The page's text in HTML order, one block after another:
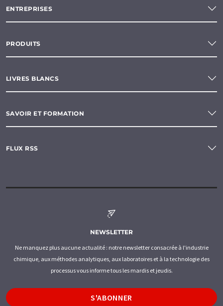
ENTREPRISES
PRODUITS
LIVRES BLANCS
SAVOIR ET FORMATION
FLUX RSS
NEWSLETTER
Ne manquez plus aucune actualité : notre newsletter consacrée à l'industrie
chimique, aux méthodes analytiques, aux laboratoires et à la technologie des
processus vous informe tous les mardis et jeudis.
S'ABONNER